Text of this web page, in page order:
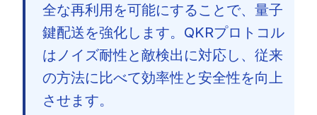
全な再利用を可能にすることで、量子
鍵配送を強化します。QKRプロトコル
はノイズ耐性と敵検出に対応し、従来
の方法に比べて効率性と安全性を向上
させます。